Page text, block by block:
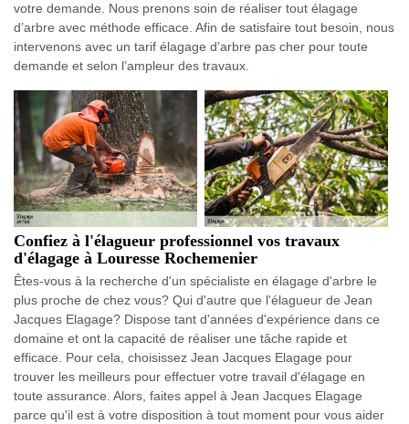
votre demande. Nous prenons soin de réaliser tout élagage
d’arbre avec méthode efficace. Afin de satisfaire tout besoin, nous
intervenons avec un tarif élagage d’arbre pas cher pour toute
demande et selon l’ampleur des travaux.
Confiez à l'élagueur professionnel vos travaux
d'élagage à Louresse Rochemenier
Êtes-vous à la recherche d'un spécialiste en élagage d'arbre le
plus proche de chez vous? Qui d'autre que l'élagueur de Jean
Jacques Elagage? Dispose tant d'années d'expérience dans ce
domaine et ont la capacité de réaliser une tâche rapide et
efficace. Pour cela, choisissez Jean Jacques Elagage pour
trouver les meilleurs pour effectuer votre travail d'élagage en
toute assurance. Alors, faites appel à Jean Jacques Elagage
parce qu'il est à votre disposition à tout moment pour vous aider